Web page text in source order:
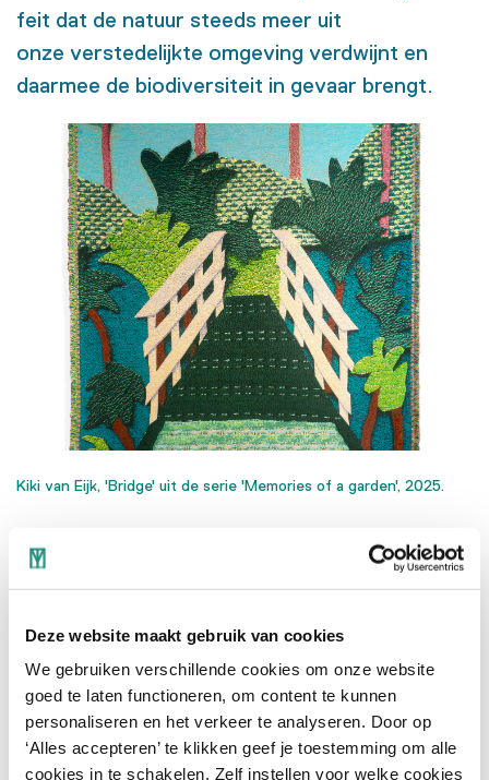
Deze website maakt gebruik van cookies
We gebruiken verschillende cookies om onze website
goed te laten functioneren, om content te kunnen
personaliseren en het verkeer te analyseren. Door op
‘Alles accepteren’ te klikken geef je toestemming om alle
cookies in te schakelen. Zelf instellen voor welke cookies
feit dat de natuur steeds meer uit
onze verstedelijkte omgeving verdwijnt en
daarmee de biodiversiteit in gevaar brengt.
Kiki van Eijk, 'Bridge' uit de serie 'Memories of a garden', 2025.
Simone Post, An Ode to Yarn,
An Ode to Yarnbestaat uit eenserie
wandkledenendekensin diverse
kleurstellingen, waarvan erhieréénwandkleed
en drie dekens te zien zijn.Met deze werken